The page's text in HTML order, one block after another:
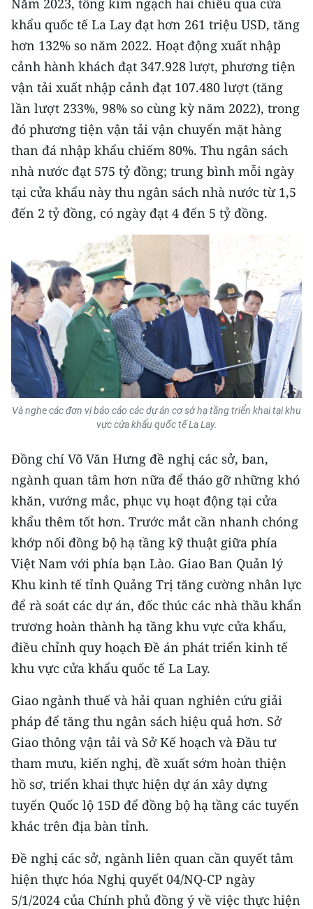
ENGLISH
中文
FRANÇAIS
РУССКИЙ
ESPAÑOL
한국어
Năm 2023, tổng kim ngạch hai chiều qua cửa
khẩu quốc tế La Lay đạt hơn 261 triệu USD, tăng
hơn 132% so năm 2022. Hoạt động xuất nhập
cảnh hành khách đạt 347.928 lượt, phương tiện
vận tải xuất nhập cảnh đạt 107.480 lượt (tăng
lần lượt 233%, 98% so cùng kỳ năm 2022), trong
đó phương tiện vận tải vận chuyển mặt hàng
than đá nhập khẩu chiếm 80%. Thu ngân sách
nhà nước đạt 575 tỷ đồng; trung bình mỗi ngày
tại cửa khẩu này thu ngân sách nhà nước từ 1,5
đến 2 tỷ đồng, có ngày đạt 4 đến 5 tỷ đồng.
Và nghe các đơn vị báo cáo các dự án cơ sở hạ tầng triển khai tại khu
vực cửa khẩu quốc tế La Lay.
Đồng chí Võ Văn Hưng đề nghị các sở, ban,
ngành quan tâm hơn nữa để tháo gỡ những khó
khăn, vướng mắc, phục vụ hoạt động tại cửa
khẩu thêm tốt hơn. Trước mắt cần nhanh chóng
khớp nối đồng bộ hạ tầng kỹ thuật giữa phía
Việt Nam với phía bạn Lào. Giao Ban Quản lý
Khu kinh tế tỉnh Quảng Trị tăng cường nhân lực
để rà soát các dự án, đốc thúc các nhà thầu khẩn
trương hoàn thành hạ tầng khu vực cửa khẩu,
điều chỉnh quy hoạch Đề án phát triển kinh tế
khu vực cửa khẩu quốc tế La Lay.
Giao ngành thuế và hải quan nghiên cứu giải
pháp để tăng thu ngân sách hiệu quả hơn. Sở
Giao thông vận tải và Sở Kế hoạch và Đầu tư
tham mưu, kiến nghị, đề xuất sớm hoàn thiện
hồ sơ, triển khai thực hiện dự án xây dựng
tuyến Quốc lộ 15D để đồng bộ hạ tầng các tuyến
khác trên địa bàn tỉnh.
Đề nghị các sở, ngành liên quan cần quyết tâm
hiện thực hóa Nghị quyết 04/NQ-CP ngày
5/1/2024 của Chính phủ đồng ý về việc thực hiện